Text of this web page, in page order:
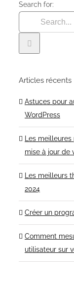
Search for:
Articles récents
Astuces pour
WordPress
Les
mise à jour de
Les meilleurs
2024
Créer un
Comment
utilisateur sur